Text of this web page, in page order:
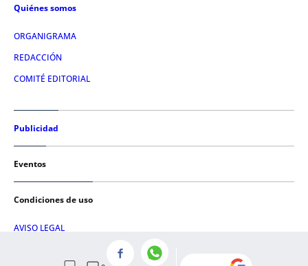
Quiénes somos
ORGANIGRAMA
REDACCIÓN
COMITÉ EDITORIAL
Publicidad
Eventos
Condiciones de uso
AVISO LEGAL